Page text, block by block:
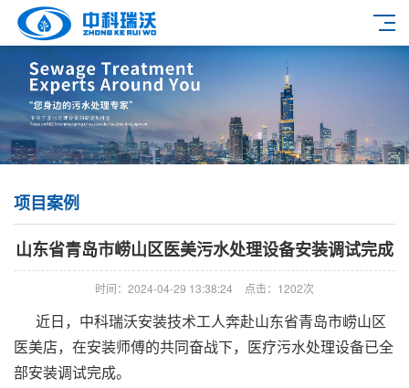
项目案例
山东省青岛市崂山区医美污水处理设备安装调试完成
时间：2024-04-29 13:38:24 点击：1202次
近日，中科瑞沃安装技术工人奔赴山东省青岛市崂山区
医美店，在安装师傅的共同奋战下，医疗污水处理设备已全
部安装调试完成。